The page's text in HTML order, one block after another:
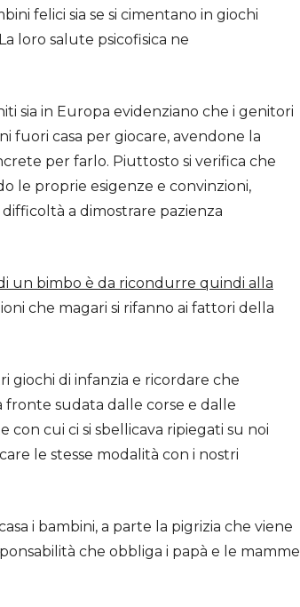
felici sia se si cimentano in giochi
loro salute psicofisica ne
sia in Europa evidenziano che i genitori
fuori casa per giocare, avendone la
per farlo. Piuttosto si verifica che
le proprie esigenze e convinzioni,
a dimostrare pazienza
un bimbo è da ricondurre quindi alla
che magari si rifanno ai fattori della
giochi di infanzia e ricordare che
fronte sudata dalle corse e dalle
cui ci si sbellicava ripiegati su noi
le stesse modalità con i nostri
i bambini, a parte la pigrizia che viene
che obbliga i papà e le mamme